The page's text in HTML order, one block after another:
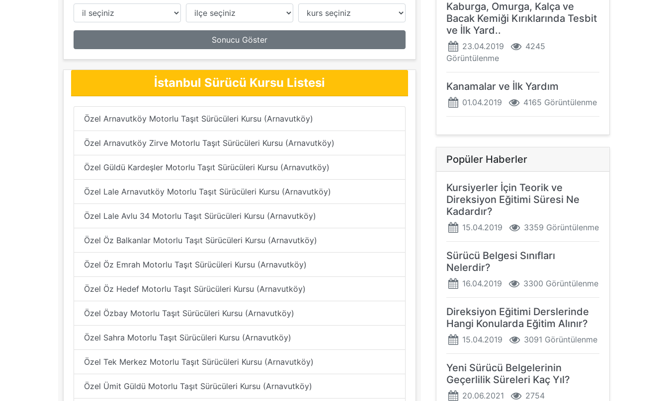
Sonucu Göster
İstanbul Sürücü Kursu Listesi
Özel Arnavutköy Motorlu Taşıt Sürücüleri Kursu (Arnavutköy)
Özel Arnavutköy Zirve Motorlu Taşıt Sürücüleri Kursu (Arnavutköy)
Özel Güldü Kardeşler Motorlu Taşıt Sürücüleri Kursu (Arnavutköy)
Özel Lale Arnavutköy Motorlu Taşıt Sürücüleri Kursu (Arnavutköy)
Özel Lale Avlu 34 Motorlu Taşıt Sürücüleri Kursu (Arnavutköy)
Özel Öz Balkanlar Motorlu Taşıt Sürücüleri Kursu (Arnavutköy)
Özel Öz Emrah Motorlu Taşıt Sürücüleri Kursu (Arnavutköy)
Özel Öz Hedef Motorlu Taşıt Sürücüleri Kursu (Arnavutköy)
Özel Özbay Motorlu Taşıt Sürücüleri Kursu (Arnavutköy)
Özel Sahra Motorlu Taşıt Sürücüleri Kursu (Arnavutköy)
Özel Tek Merkez Motorlu Taşıt Sürücüleri Kursu (Arnavutköy)
Özel Ümit Güldü Motorlu Taşıt Sürücüleri Kursu (Arnavutköy)
Kaburga, Omurga, Kalça ve
Bacak Kemiği Kırıklarında Tesbit
ve İlk Yard..
23.04.2019
4245
Görüntülenme
Kanamalar ve İlk Yardım
01.04.2019 4165 Görüntülenme
Popüler Haberler
Kursiyerler İçin Teorik ve
Direksiyon Eğitimi Süresi Ne
Kadardır?
15.04.2019 3359 Görüntülenme
Sürücü Belgesi Sınıfları
Nelerdir?
16.04.2019 3300 Görüntülenme
Direksiyon Eğitimi Derslerinde
Hangi Konularda Eğitim Alınır?
15.04.2019 3091 Görüntülenme
Yeni Sürücü Belgelerinin
Geçerlilik Süreleri Kaç Yıl?
20.06.2021
2754